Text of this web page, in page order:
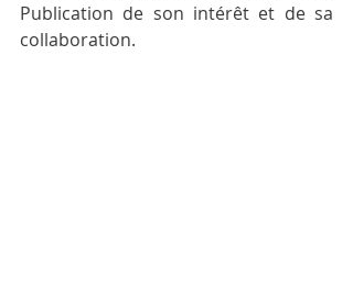
Publication de son intérêt et de sa
collaboration.